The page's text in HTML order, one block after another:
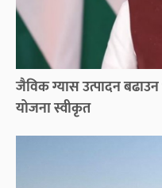
जैविक ग्यास उत्पादन बढाउन
योजना स्वीकृत